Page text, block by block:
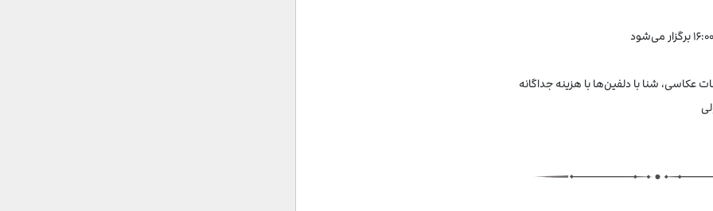
شنا با دلفین‌ها با هزینه جداگانه